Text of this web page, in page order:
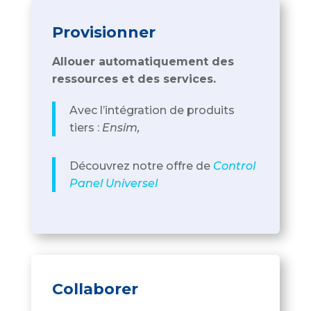
Provisionner
Allouer automatiquement des
ressources et des services.
Avec l’intégration de produits
tiers : Ensim,
Découvrez notre offre de Control
Panel Universel
Collaborer